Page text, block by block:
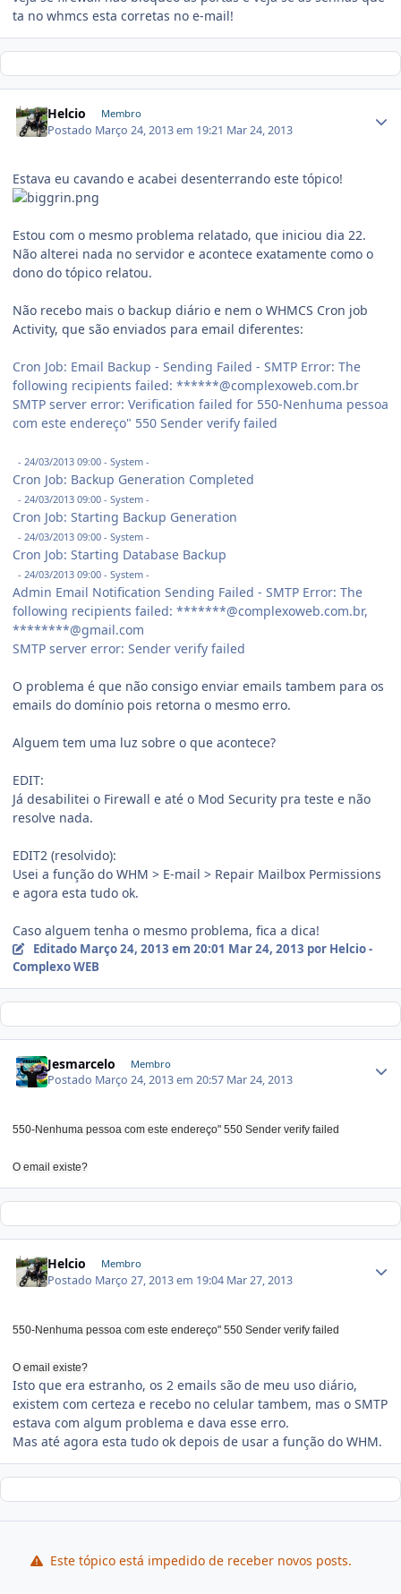
ta no whmcs esta corretas no e-mail!
Helcio Membro
Postado Março 24, 2013 em 19:21 Mar 24, 2013
Estava eu cavando e acabei desenterrando este tópico!
Estou com o mesmo problema relatado, que iniciou dia 22.
Não alterei nada no servidor e acontece exatamente como o
dono do tópico relatou.
Não recebo mais o backup diário e nem o WHMCS Cron job
Activity, que são enviados para email diferentes:
Cron Job: Email Backup - Sending Failed - SMTP Error: The
following recipients failed: ******@complexoweb.com.br
SMTP server error: Verification failed for 550-Nenhuma pessoa
com este endereço" 550 Sender verify failed
- 24/03/2013 09:00 - System -
Cron Job: Backup Generation Completed
- 24/03/2013 09:00 - System -
Cron Job: Starting Backup Generation
- 24/03/2013 09:00 - System -
Cron Job: Starting Database Backup
- 24/03/2013 09:00 - System -
Admin Email Notification Sending Failed - SMTP Error: The
following recipients failed: *******@complexoweb.com.br,
********@gmail.com
SMTP server error: Sender verify failed
O problema é que não consigo enviar emails tambem para os
emails do domínio pois retorna o mesmo erro.
Alguem tem uma luz sobre o que acontece?
EDIT:
Já desabilitei o Firewall e até o Mod Security pra teste e não
resolve nada.
EDIT2 (resolvido):
Usei a função do WHM > E-mail > Repair Mailbox Permissions
e agora esta tudo ok.
Caso alguem tenha o mesmo problema, fica a dica!
Editado Março 24, 2013 em 20:01 Mar 24, 2013 por Helcio -
Complexo WEB
Jesmarcelo Membro
Postado Março 24, 2013 em 20:57 Mar 24, 2013
550-Nenhuma pessoa com este endereço" 550 Sender verify failed
O email existe?
Helcio Membro
Postado Março 27, 2013 em 19:04 Mar 27, 2013
550-Nenhuma pessoa com este endereço" 550 Sender verify failed
O email existe?
Isto que era estranho, os 2 emails são de meu uso diário,
existem com certeza e recebo no celular tambem, mas o SMTP
estava com algum problema e dava esse erro.
Mas até agora esta tudo ok depois de usar a função do WHM.
Este tópico está impedido de receber novos posts.